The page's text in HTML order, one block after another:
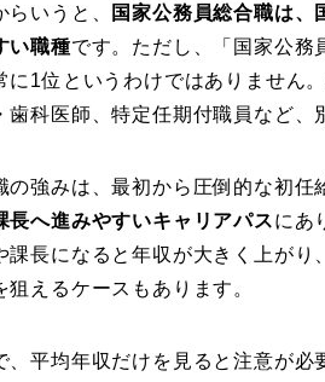
らいうと、
国家公務員総合職は、
い職種です。ただし、「国家公務
に1位というわけではありません
歯科医師、特定任期付職員など、
の強みは、最初から圧倒的な初任
長へ進みやすいキャリアパスにあ
課長になると年収が大きく上が
狙えるケースもあります。
、平均年収だけを見ると注意が